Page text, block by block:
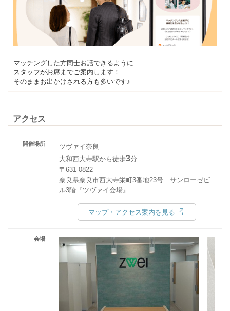
マッチングした方同士お話できるように
スタッフがお席までご案内します！
そのままお出かけされる方も多いです♪
アクセス
開催場所
ツヴァイ奈良
大和西大寺駅から徒歩3分
〒631-0822
奈良県奈良市西大寺栄町3番地23号 サンローゼビ
ル3階『ツヴァイ会場』
マップ・アクセス案内を見る
会場